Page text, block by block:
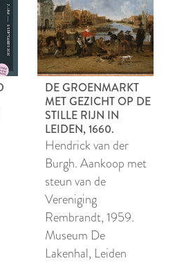
DE GROENMARKT
MET GEZICHT OP DE
STILLE RIJN IN
LEIDEN, 1660.
Hendrick van der
Burgh. Aankoop met
steun van de
Vereniging
Rembrandt, 1959.
Museum De
Lakenhal, Leiden